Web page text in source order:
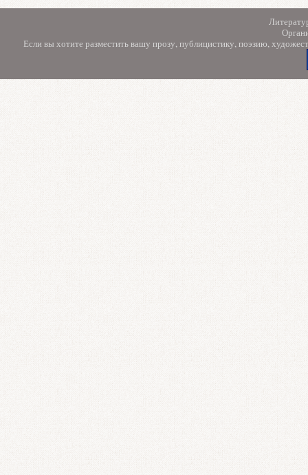
Если вы хотите разместить вашу прозу, публицистику, поэзию,